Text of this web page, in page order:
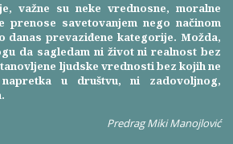
važne su neke vrednosne, moralne
prenose savetovanjem nego načinom
danas prevaziđene kategorije. Možda,
da sagledam ni život ni realnost bez
ljudske vrednosti bez kojih ne
u društvu, ni zadovoljnog,
Predrag Miki Manojlović